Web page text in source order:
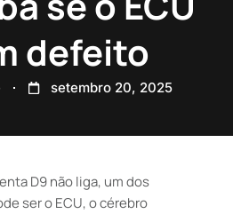
defeito
setembro 20, 2025
D9 não liga, um dos
ser o ECU, o cérebro